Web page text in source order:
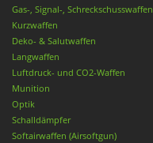
Gas-, Signal-, Schreckschusswaffen
Kurzwaffen
Deko- & Salutwaffen
Langwaffen
Luftdruck- und CO2-Waffen
Munition
Optik
Schalldämpfer
Softairwaffen (Airsoftgun)